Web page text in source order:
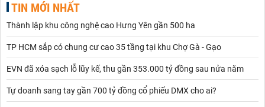
TIN MỚI NHẤT
Thành lập khu công nghệ cao Hưng Yên gần 500 ha
TP HCM sắp có chung cư cao 35 tầng tại khu Chợ Gà - Gạo
EVN đã xóa sạch lỗ lũy kế, thu gần 353.000 tỷ đồng sau nửa năm
Tự doanh sang tay gần 700 tỷ đồng cổ phiếu DMX cho ai?